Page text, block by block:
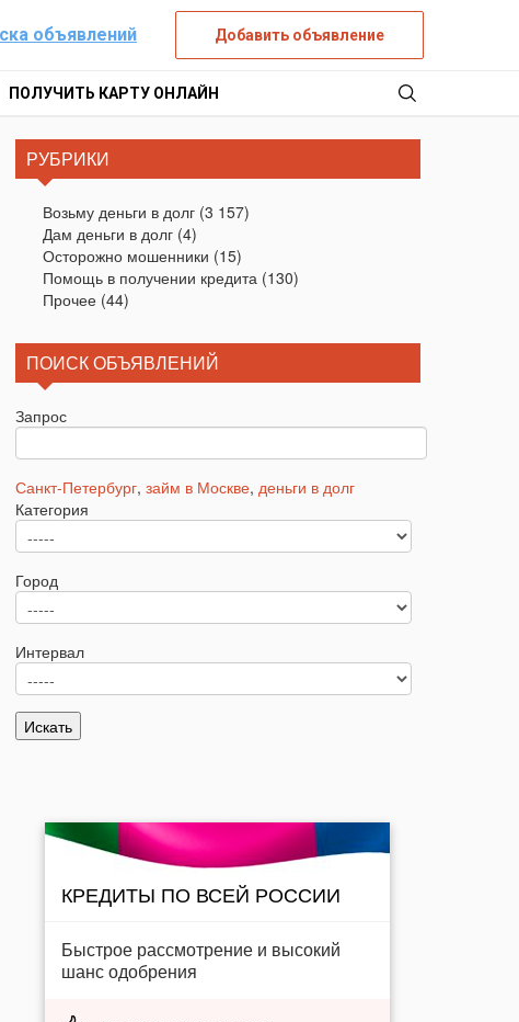
объявлений Добавить объявление
ПОЛУЧИТЬ КАРТУ ОНЛАЙН
РУБРИКИ
Возьму деньги в долг(3 157)
Дам деньги в долг(4)
Осторожно мошенники (15)
Помощь в получении кредита(130)
Прочее(44)
ПОИСК ОБЪЯВЛЕНИЙ
Запрос
Санкт-Петербург, займ в Москве, деньги в долг
Категория
Город
Интервал
КРЕДИТЫ ПО ВСЕЙ РОССИИ
Быстрое рассмотрение и высокий
шанс одобрения